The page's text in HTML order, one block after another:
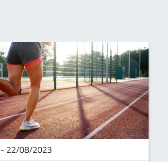
- 22/08/2023